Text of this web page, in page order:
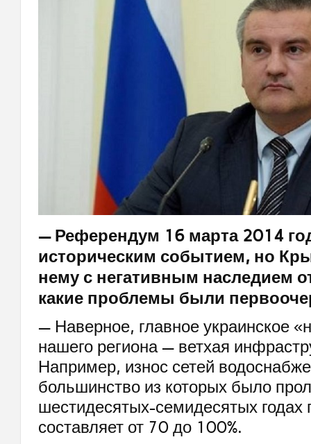
— Референдум 16 марта 2014
историческим событием, но
нему с негативным наследием
какие проблемы были
— Наверное, главное украинское
нашего региона — ветхая
Например, износ сетей
большинство из которых было
шестидесятых-семидесятых годах
составляет от 70 до 100%.